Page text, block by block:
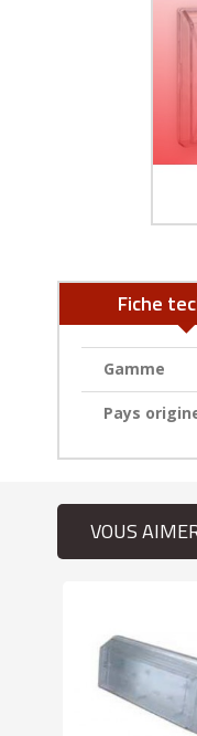
Fiche
Gamme
Pays
VOUS